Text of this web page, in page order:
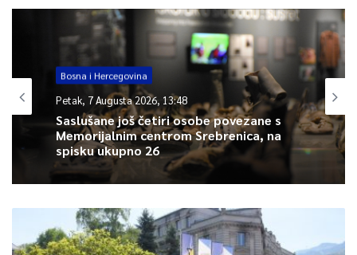
javno zdravstvo FBiH stiglo je ukupno 269.207 cjepiva, priopćio
je Ured Vlade FBiH za odnose s javnošću.
0
Article Rating
Bosna i Hercegovina
Petak, 7 Augusta 2026, 13:48
Saslušane još četiri osobe povezane s
Memorijalnim centrom Srebrenica, na
spisku ukupno 26